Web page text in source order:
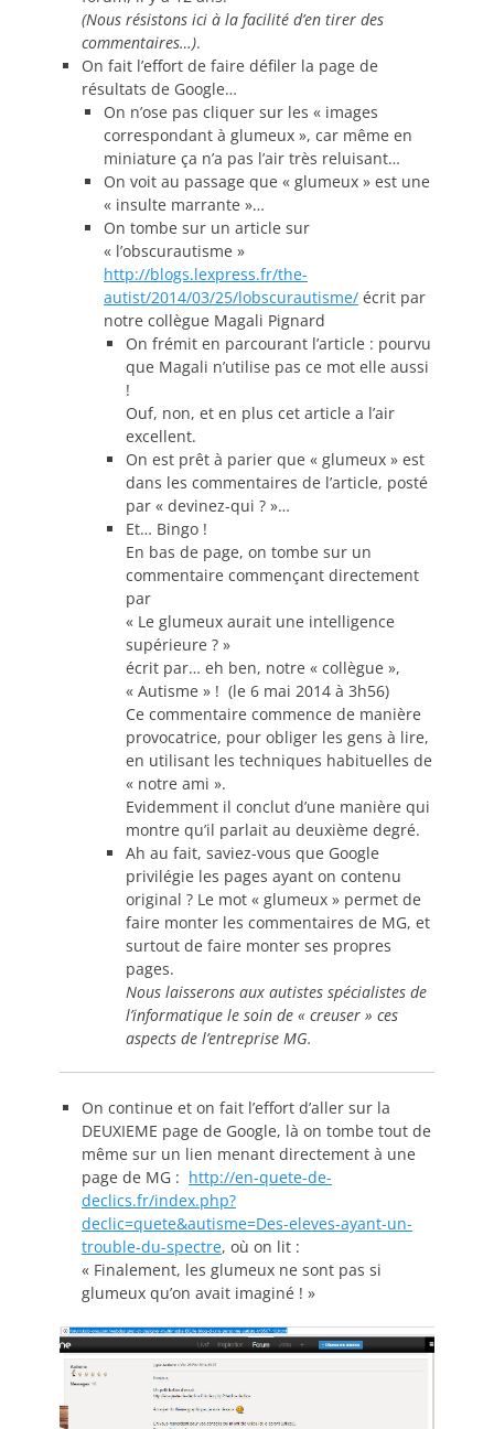
(Nous résistons ici à la facilité d’en tirer des
commentaires…).
On fait l’effort de faire défiler la page de
résultats de Google…
On n’ose pas cliquer sur les « images
correspondant à glumeux », car même en
miniature ça n’a pas l’air très reluisant…
On voit au passage que « glumeux » est une
« insulte marrante »…
On tombe sur un article sur
« l’obscurautisme »
http://blogs.lexpress.fr/the-
autist/2014/03/25/lobscurautisme/ écrit par
notre collègue Magali Pignard
On frémit en parcourant l’article : pourvu
que Magali n’utilise pas ce mot elle aussi
!
Ouf, non, et en plus cet article a l’air
excellent.
On est prêt à parier que « glumeux » est
dans les commentaires de l’article, posté
par « devinez-qui ? »…
Et… Bingo !
En bas de page, on tombe sur un
commentaire commençant directement
par
« Le glumeux aurait une intelligence
supérieure ? »
écrit par… eh ben, notre « collègue »,
« Autisme » ! (le 6 mai 2014 à 3h56)
Ce commentaire commence de manière
provocatrice, pour obliger les gens à lire,
en utilisant les techniques habituelles de
« notre ami ».
Evidemment il conclut d’une manière qui
montre qu’il parlait au deuxième degré.
Ah au fait, saviez-vous que Google
privilégie les pages ayant on contenu
original ? Le mot « glumeux » permet de
faire monter les commentaires de MG, et
surtout de faire monter ses propres
pages.
Nous laisserons aux autistes spécialistes de
l’informatique le soin de « creuser » ces
aspects de l’entreprise MG.
On continue et on fait l’effort d’aller sur la
DEUXIEME page de Google, là on tombe tout de
même sur un lien menant directement à une
page de MG : http://en-quete-de-
declics.fr/index.php?
declic=quete&autisme=Des-eleves-ayant-un-
trouble-du-spectre, où on lit :
« Finalement, les glumeux ne sont pas si
glumeux qu’on avait imaginé ! »